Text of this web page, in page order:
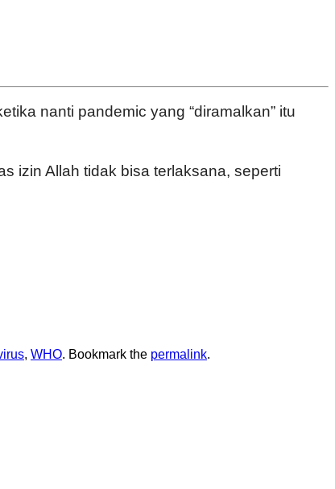
nanti pandemic yang “diramalkan” itu
izin Allah tidak bisa terlaksana, seperti
, WHO. Bookmark the permalink.